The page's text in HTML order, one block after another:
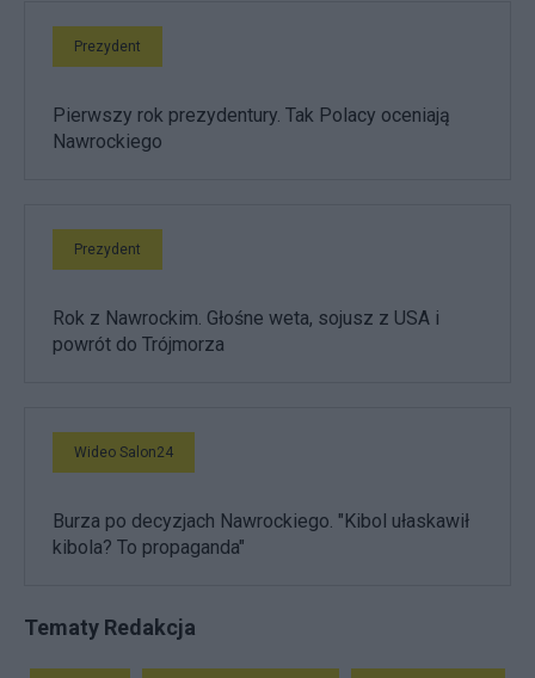
Prezydent
Pierwszy rok prezydentury. Tak Polacy oceniają
Nawrockiego
Prezydent
Rok z Nawrockim. Głośne weta, sojusz z USA i
powrót do Trójmorza
Wideo Salon24
Burza po decyzjach Nawrockiego. "Kibol ułaskawił
kibola? To propaganda"
Tematy Redakcja